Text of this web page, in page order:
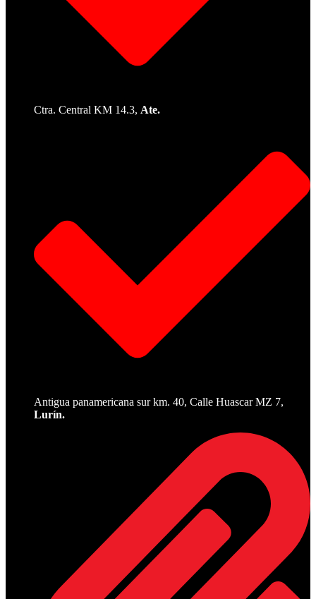
Ctra. Central KM 14.3, Ate.
Antigua panamericana sur km. 40, Calle Huascar MZ 7,
Lurín.